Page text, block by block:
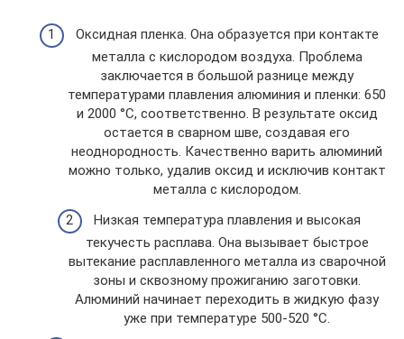
Оксидная пленка. Она образуется при контакте
металла с кислородом воздуха. Проблема
заключается в большой разнице между
температурами плавления алюминия и пленки: 650
и 2000 °С, соответственно. В результате оксид
остается в сварном шве, создавая его
неоднородность. Качественно варить алюминий
можно только, удалив оксид и исключив контакт
металла с кислородом.
Низкая температура плавления и высокая
текучесть расплава. Она вызывает быстрое
вытекание расплавленного металла из сварочной
зоны и сквозному прожиганию заготовки.
Алюминий начинает переходить в жидкую фазу
уже при температуре 500-520 °С.